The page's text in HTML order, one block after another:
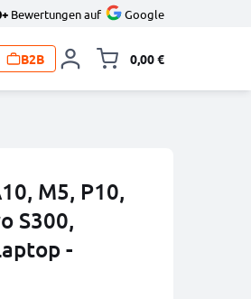
Bewertungen auf Google
B2B 0,00 €
M5, P10,
S300,
-